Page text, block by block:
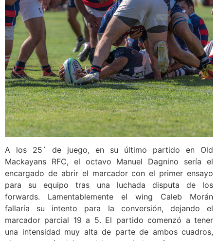
A los 25´ de juego, en su último partido en Old
Mackayans RFC, el octavo Manuel Dagnino sería el
encargado de abrir el marcador con el primer ensayo
para su equipo tras una luchada disputa de los
forwards. Lamentablemente el wing Caleb Morán
fallaría su intento para la conversión, dejando el
marcador parcial 19 a 5. El partido comenzó a tener
una intensidad muy alta de parte de ambos cuadros,